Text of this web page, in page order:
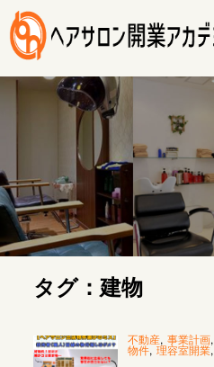
タグ：建物
不動産, 事業計画,
物件, 理容室開業,